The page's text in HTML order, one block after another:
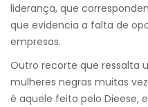
liderança, que
que evidencia a falta de
empresas.
Outro recorte que ressalta
mulheres negras muitas
é aquele feito pelo Dieese,